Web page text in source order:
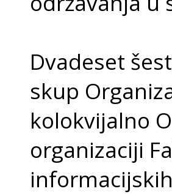
Dvadeset
skup
kolokvijalno
organizaciji